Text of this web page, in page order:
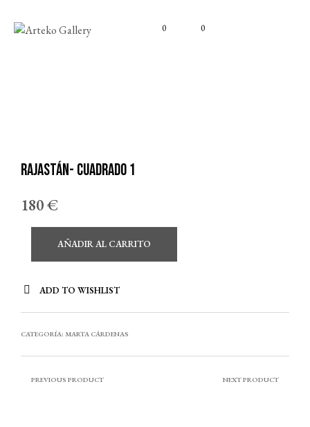
0 0
Rajastán- Cuadrado 1
180€
AÑADIR AL CARRITO
ADD TO WISHLIST
CATEGORÍA: MARTA CÁRDENAS
PREVIOUS PRODUCT NEXT PRODUCT